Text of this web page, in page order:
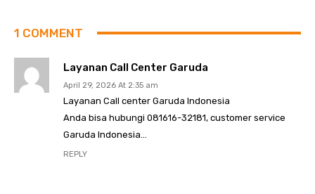
1 COMMENT
Layanan Call Center Garuda
April 29, 2026 At 2:35 am
Layanan Call center Garuda Indonesia
Anda bisa hubungi 081616-32181, customer service
Garuda Indonesia…
REPLY